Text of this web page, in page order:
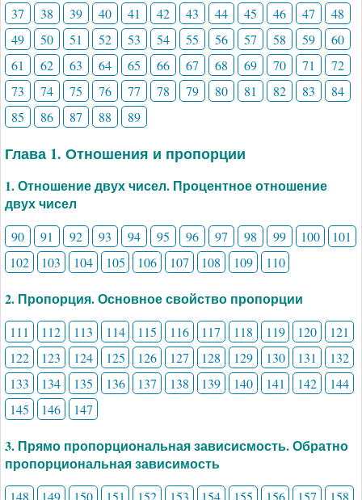
37 38 39 40 41 42 43 44 45 46 47
48
49
50 51 52 53 54 55 56 57 58 59
60
61
62 63 64 65 66 67 68 69 70 71
72
73
74 75 76 77 78 79 80 81 82 83
84
85
86 87 88 89
Глава 1. Отношения и пропорции
1. Отношение двух чисел. Процентное отношение
двух чисел
90 91 92 93 94 95 96 97 98 99 100
101
102
103 104 105 106 107 108 109 110
2. Пропорция. Основное свойство пропорции
111 112 113 114 115 116 117 118 119 120
121
122
123 124 125 126 127 128 129 130 131
132
133
134 135 136 137 138 139 140 141 142
144
145
146 147
3. Прямо пропорциональная зависисмость. Обратно
пропорциональная зависимость
148 149 150 151 152 153 154 155 156 157
158